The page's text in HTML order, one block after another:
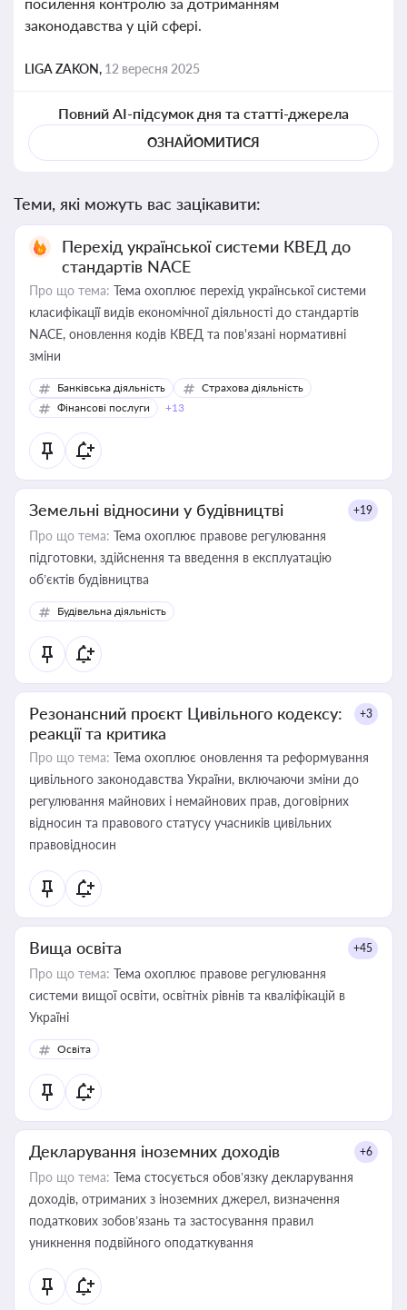
законодавства у цій сфері.
LIGA ZAKON, 12 вересня 2025
Повний AI-підсумок дня та статті-джерела
ОЗНАЙОМИТИСЯ
Теми, які можуть вас зацікавити:
Перехід української системи КВЕД до
стандартів NACE
Про що тема: Тема охоплює перехід української системи
класифікації видів економічної діяльності до стандартів
NACE, оновлення кодів КВЕД та пов'язані нормативні
зміни
Банківська діяльність
Страхова діяльність
Фінансові послуги
+13
Земельні відносини у будівництві +19
Про що тема: Тема охоплює правове регулювання
підготовки, здійснення та введення в експлуатацію
об’єктів будівництва
Будівельна діяльність
Резонансний проєкт Цивільного кодексу:
реакції та критика
+3
Про що тема: Тема охоплює оновлення та реформування
цивільного законодавства України, включаючи зміни до
регулювання майнових і немайнових прав, договірних
відносин та правового статусу учасників цивільних
правовідносин
Вища освіта +45
Про що тема: Тема охоплює правове регулювання
системи вищої освіти, освітніх рівнів та кваліфікацій в
Україні
Освіта
Декларування іноземних доходів +6
Про що тема: Тема стосується обов’язку декларування
доходів, отриманих з іноземних джерел, визначення
податкових зобов’язань та застосування правил
уникнення подвійного оподаткування